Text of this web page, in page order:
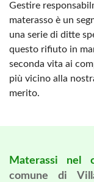
Gestire
materasso è un
una serie di ditte
questo rifiuto in
seconda vita ai
più vicino alla
merito.
Materassi nel
comune di